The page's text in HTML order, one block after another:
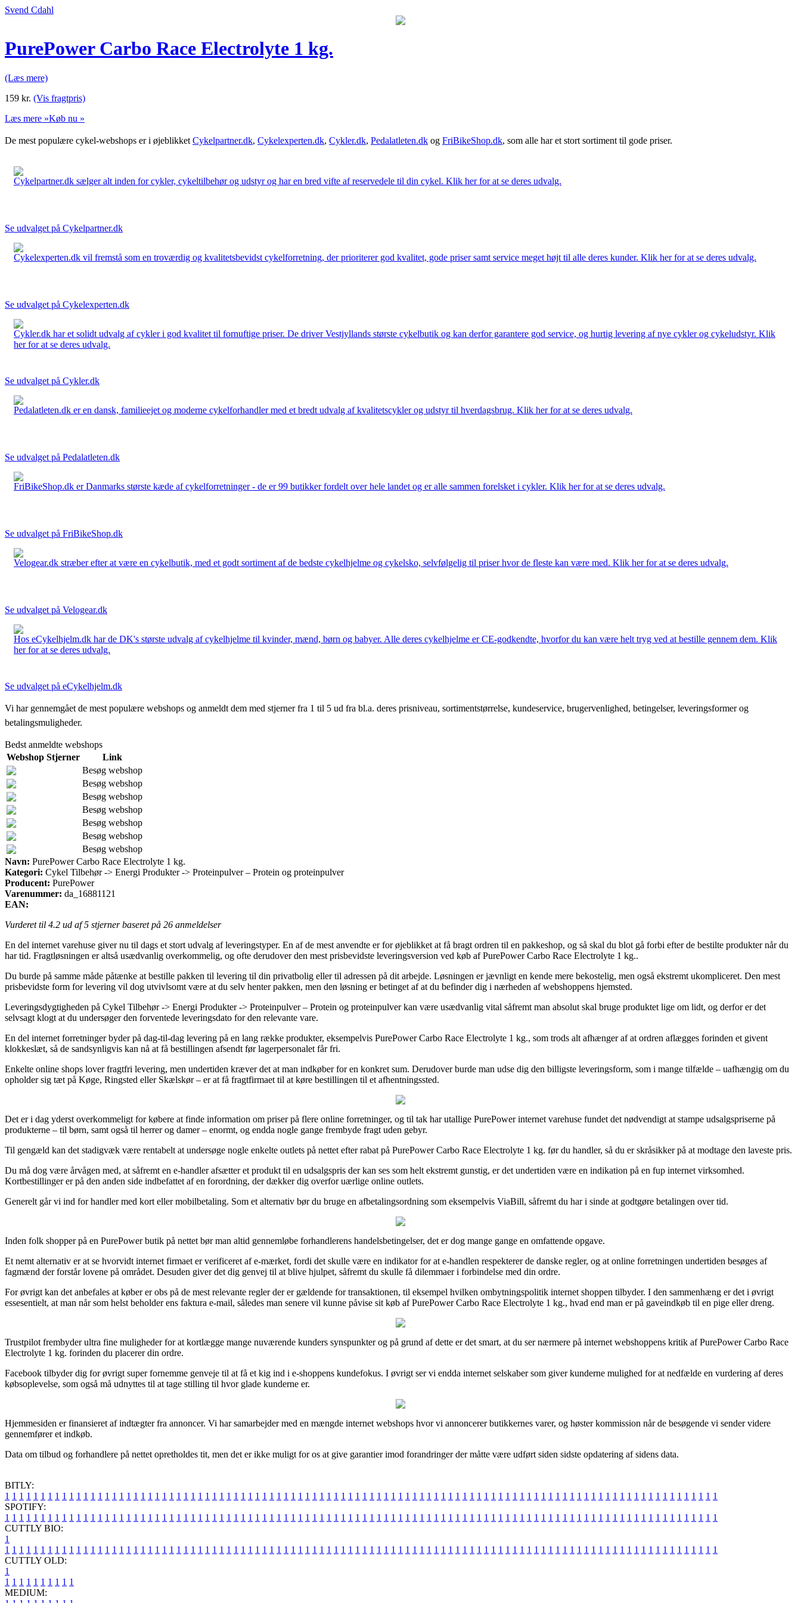
Svend Cdahl
PurePower Carbo Race Electrolyte 1 kg.
(Læs mere)
159 kr. (Vis fragtpris)
Læs mere »Køb nu »
De mest populære cykel-webshops er i øjeblikket Cykelpartner.dk, Cykelexperten.dk, Cykler.dk, Pedalatleten.dk og FriBikeShop.dk, som alle har et stort sortiment til gode priser.
Cykelpartner.dk sælger alt inden for cykler, cykeltilbehør og udstyr og har en bred vifte af reservedele til din cykel. Klik her for at se deres udvalg.
Se udvalget på Cykelpartner.dk
Cykelexperten.dk vil fremstå som en troværdig og kvalitetsbevidst cykelforretning, der prioriterer god kvalitet, gode priser samt service meget højt til alle deres kunder. Klik her for at se deres udvalg.
Se udvalget på Cykelexperten.dk
Cykler.dk har et solidt udvalg af cykler i god kvalitet til fornuftige priser. De driver Vestjyllands største cykelbutik og kan derfor garantere god service, og hurtig levering af nye cykler og cykeludstyr. Klik
her for at se deres udvalg.
Se udvalget på Cykler.dk
Pedalatleten.dk er en dansk, familieejet og moderne cykelforhandler med et bredt udvalg af kvalitetscykler og udstyr til hverdagsbrug. Klik her for at se deres udvalg.
Se udvalget på Pedalatleten.dk
FriBikeShop.dk er Danmarks største kæde af cykelforretninger - de er 99 butikker fordelt over hele landet og er alle sammen forelsket i cykler. Klik her for at se deres udvalg.
Se udvalget på FriBikeShop.dk
Velogear.dk stræber efter at være en cykelbutik, med et godt sortiment af de bedste cykelhjelme og cykelsko, selvfølgelig til priser hvor de fleste kan være med. Klik her for at se deres udvalg.
Se udvalget på Velogear.dk
Hos eCykelhjelm.dk har de DK's største udvalg af cykelhjelme til kvinder, mænd, børn og babyer. Alle deres cykelhjelme er CE-godkendte, hvorfor du kan være helt tryg ved at bestille gennem dem. Klik
her for at se deres udvalg.
Se udvalget på eCykelhjelm.dk
Vi har gennemgået de mest populære webshops og anmeldt dem med stjerner fra 1 til 5 ud fra bl.a. deres prisniveau, sortimentstørrelse, kundeservice, brugervenlighed, betingelser, leveringsformer og
betalingsmuligheder.
Bedst anmeldte webshops
Webshop Stjerner
Link
Besøg webshop
Besøg webshop
Besøg webshop
Besøg webshop
Besøg webshop
Besøg webshop
Besøg webshop
Navn: PurePower Carbo Race Electrolyte 1 kg.
Kategori: Cykel Tilbehør -> Energi Produkter -> Proteinpulver – Protein og proteinpulver
Producent: PurePower
Varenummer: da_16881121
EAN:
Vurderet til 4.2 ud af 5 stjerner baseret på 26 anmeldelser
En del internet varehuse giver nu til dags et stort udvalg af leveringstyper. En af de mest anvendte er for øjeblikket at få bragt ordren til en pakkeshop, og så skal du blot gå forbi efter de bestilte produkter når du
har tid. Fragtløsningen er altså usædvanlig overkommelig, og ofte derudover den mest prisbevidste leveringsversion ved køb af PurePower Carbo Race Electrolyte 1 kg..
Du burde på samme måde påtænke at bestille pakken til levering til din privatbolig eller til adressen på dit arbejde. Løsningen er jævnligt en kende mere bekostelig, men også ekstremt ukompliceret. Den mest
prisbevidste form for levering vil dog utvivlsomt være at du selv henter pakken, men den løsning er betinget af at du befinder dig i nærheden af webshoppens hjemsted.
Leveringsdygtigheden på Cykel Tilbehør -> Energi Produkter -> Proteinpulver – Protein og proteinpulver kan være usædvanlig vital såfremt man absolut skal bruge produktet lige om lidt, og derfor er det
selvsagt klogt at du undersøger den forventede leveringsdato for den relevante vare.
En del internet forretninger byder på dag-til-dag levering på en lang række produkter, eksempelvis PurePower Carbo Race Electrolyte 1 kg., som trods alt afhænger af at ordren aflægges forinden et givent
klokkeslæt, så de sandsynligvis kan nå at få bestillingen afsendt før lagerpersonalet får fri.
Enkelte online shops lover fragtfri levering, men undertiden kræver det at man indkøber for en konkret sum. Derudover burde man udse dig den billigste leveringsform, som i mange tilfælde – uafhængig om du
opholder sig tæt på Køge, Ringsted eller Skælskør – er at få fragtfirmaet til at køre bestillingen til et afhentningssted.
Det er i dag yderst overkommeligt for købere at finde information om priser på flere online forretninger, og til tak har utallige PurePower internet varehuse fundet det nødvendigt at stampe udsalgspriserne på
produkterne – til børn, samt også til herrer og damer – enormt, og endda nogle gange frembyde fragt uden gebyr.
Til gengæld kan det stadigvæk være rentabelt at undersøge nogle enkelte outlets på nettet efter rabat på PurePower Carbo Race Electrolyte 1 kg. før du handler, så du er skråsikker på at modtage den laveste pris.
Du må dog være årvågen med, at såfremt en e-handler afsætter et produkt til en udsalgspris der kan ses som helt ekstremt gunstig, er det undertiden være en indikation på en fup internet virksomhed.
Kortbestillinger er på den anden side indbefattet af en forordning, der dækker dig overfor uærlige online outlets.
Generelt går vi ind for handler med kort eller mobilbetaling. Som et alternativ bør du bruge en afbetalingsordning som eksempelvis ViaBill, såfremt du har i sinde at godtgøre betalingen over tid.
Inden folk shopper på en PurePower butik på nettet bør man altid gennemløbe forhandlerens handelsbetingelser, det er dog mange gange en omfattende opgave.
Et nemt alternativ er at se hvorvidt internet firmaet er verificeret af e-mærket, fordi det skulle være en indikator for at e-handlen respekterer de danske regler, og at online forretningen undertiden besøges af
fagmænd der forstår lovene på området. Desuden giver det dig genvej til at blive hjulpet, såfremt du skulle få dilemmaer i forbindelse med din ordre.
For øvrigt kan det anbefales at køber er obs på de mest relevante regler der er gældende for transaktionen, til eksempel hvilken ombytningspolitik internet shoppen tilbyder. I den sammenhæng er det i øvrigt
essesentielt, at man når som helst beholder ens faktura e-mail, således man senere vil kunne påvise sit køb af PurePower Carbo Race Electrolyte 1 kg., hvad end man er på gaveindkøb til en pige eller dreng.
Trustpilot frembyder ultra fine muligheder for at kortlægge mange nuværende kunders synspunkter og på grund af dette er det smart, at du ser nærmere på internet webshoppens kritik af PurePower Carbo Race
Electrolyte 1 kg. forinden du placerer din ordre.
Facebook tilbyder dig for øvrigt super fornemme genveje til at få et kig ind i e-shoppens kundefokus. I øvrigt ser vi endda internet selskaber som giver kunderne mulighed for at nedfælde en vurdering af deres
købsoplevelse, som også må udnyttes til at tage stilling til hvor glade kunderne er.
Hjemmesiden er finansieret af indtægter fra annoncer. Vi har samarbejder med en mængde internet webshops hvor vi annoncerer butikkernes varer, og høster kommission når de besøgende vi sender videre
gennemfører et indkøb.
Data om tilbud og forhandlere på nettet opretholdes tit, men det er ikke muligt for os at give garantier imod forandringer der måtte være udført siden sidste opdatering af sidens data.
BITLY:
1 1 1 1 1 1 1 1 1 1 1 1 1 1 1 1 1 1 1 1 1 1 1 1 1 1 1 1 1 1 1 1 1 1 1 1 1 1 1 1 1 1 1 1 1 1 1 1 1 1 1 1 1 1 1 1 1 1 1 1 1 1 1 1 1 1 1 1 1 1 1 1 1 1 1 1 1 1 1 1 1 1 1 1 1 1 1 1 1 1 1 1 1 1 1 1 1 1 1 1
SPOTIFY:
1 1 1 1 1 1 1 1 1 1 1 1 1 1 1 1 1 1 1 1 1 1 1 1 1 1 1 1 1 1 1 1 1 1 1 1 1 1 1 1 1 1 1 1 1 1 1 1 1 1 1 1 1 1 1 1 1 1 1 1 1 1 1 1 1 1 1 1 1 1 1 1 1 1 1 1 1 1 1 1 1 1 1 1 1 1 1 1 1 1 1 1 1 1 1 1 1 1 1 1
CUTTLY BIO:
1
1 1 1 1 1 1 1 1 1 1 1 1 1 1 1 1 1 1 1 1 1 1 1 1 1 1 1 1 1 1 1 1 1 1 1 1 1 1 1 1 1 1 1 1 1 1 1 1 1 1 1 1 1 1 1 1 1 1 1 1 1 1 1 1 1 1 1 1 1 1 1 1 1 1 1 1 1 1 1 1 1 1 1 1 1 1 1 1 1 1 1 1 1 1 1 1 1 1 1 1
CUTTLY OLD:
1
1 1 1 1 1 1 1 1 1 1
MEDIUM: